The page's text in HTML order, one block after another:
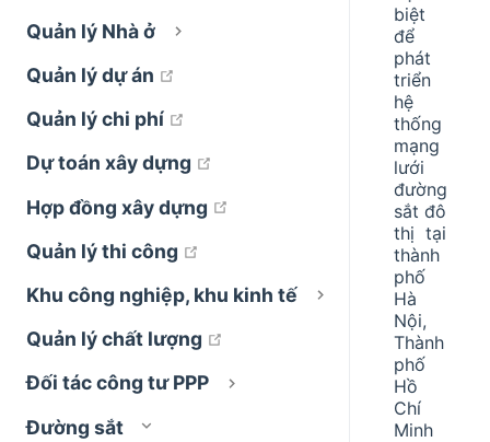
Quản lý Nhà ở
Quản lý dự án
Quản lý chi phí
Dự toán xây dựng
open in new window
Hợp đồng xây dựng
open in new window
Quản lý thi công
Khu công nghiệp, khu kinh tế
Quản lý chất lượng
open in new window
Đối tác công tư PPP
Đường sắt
biệt
để
phát
triển
hệ
thống
mạng
lưới
đường
sắt đô
thị tại
thành
phố
Hà
Nội,
Thành
phố
Hồ
Chí
Minh